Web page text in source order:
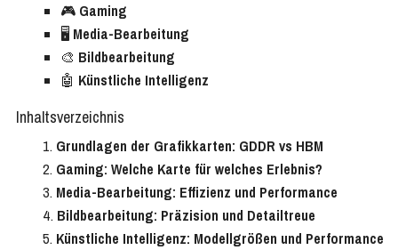
🎮 Gaming
🖥️ Media-Bearbeitung
🎨 Bildbearbeitung
🤖 Künstliche Intelligenz
Inhaltsverzeichnis
Grundlagen der Grafikkarten: GDDR vs HBM
Gaming: Welche Karte für welches Erlebnis?
Media-Bearbeitung: Effizienz und Performance
Bildbearbeitung: Präzision und Detailtreue
Künstliche Intelligenz: Modellgrößen und Performance